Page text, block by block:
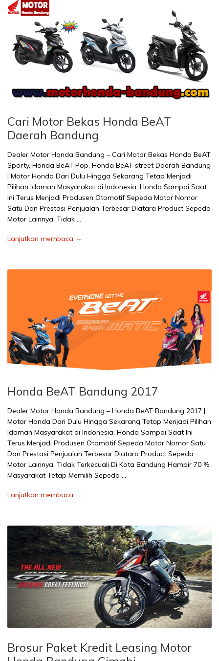
Cari Motor Bekas Honda BeAT
Daerah Bandung
Dealer Motor Honda Bandung – Cari Motor Bekas Honda BeAT
Sporty, Honda BeAT Pop, Honda BeAT street Daerah Bandung
| Motor Honda Dari Dulu Hingga Sekarang Tetap Menjadi
Pilihan Idaman Masyarakat di Indonesia, Honda Sampai Saat
Ini Terus Menjadi Produsen Otomotif Sepeda Motor Nomor
Satu Dan Prestasi Penjualan Terbesar Diatara Product Sepeda
Motor Lainnya. Tidak …
Lanjutkan membaca →
Honda BeAT Bandung 2017
Dealer Motor Honda Bandung – Honda BeAT Bandung 2017 |
Motor Honda Dari Dulu Hingga Sekarang Tetap Menjadi Pilihan
Idaman Masyarakat di Indonesia, Honda Sampai Saat Ini
Terus Menjadi Produsen Otomotif Sepeda Motor Nomor Satu
Dan Prestasi Penjualan Terbesar Diatara Product Sepeda
Motor Lainnya. Tidak Terkecuali Di Kota Bandung Hampir 70 %
Masyarakat Tetap Memilih Sepeda …
Lanjutkan membaca →
Brosur Paket Kredit Leasing Motor